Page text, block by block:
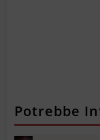
Potrebbe